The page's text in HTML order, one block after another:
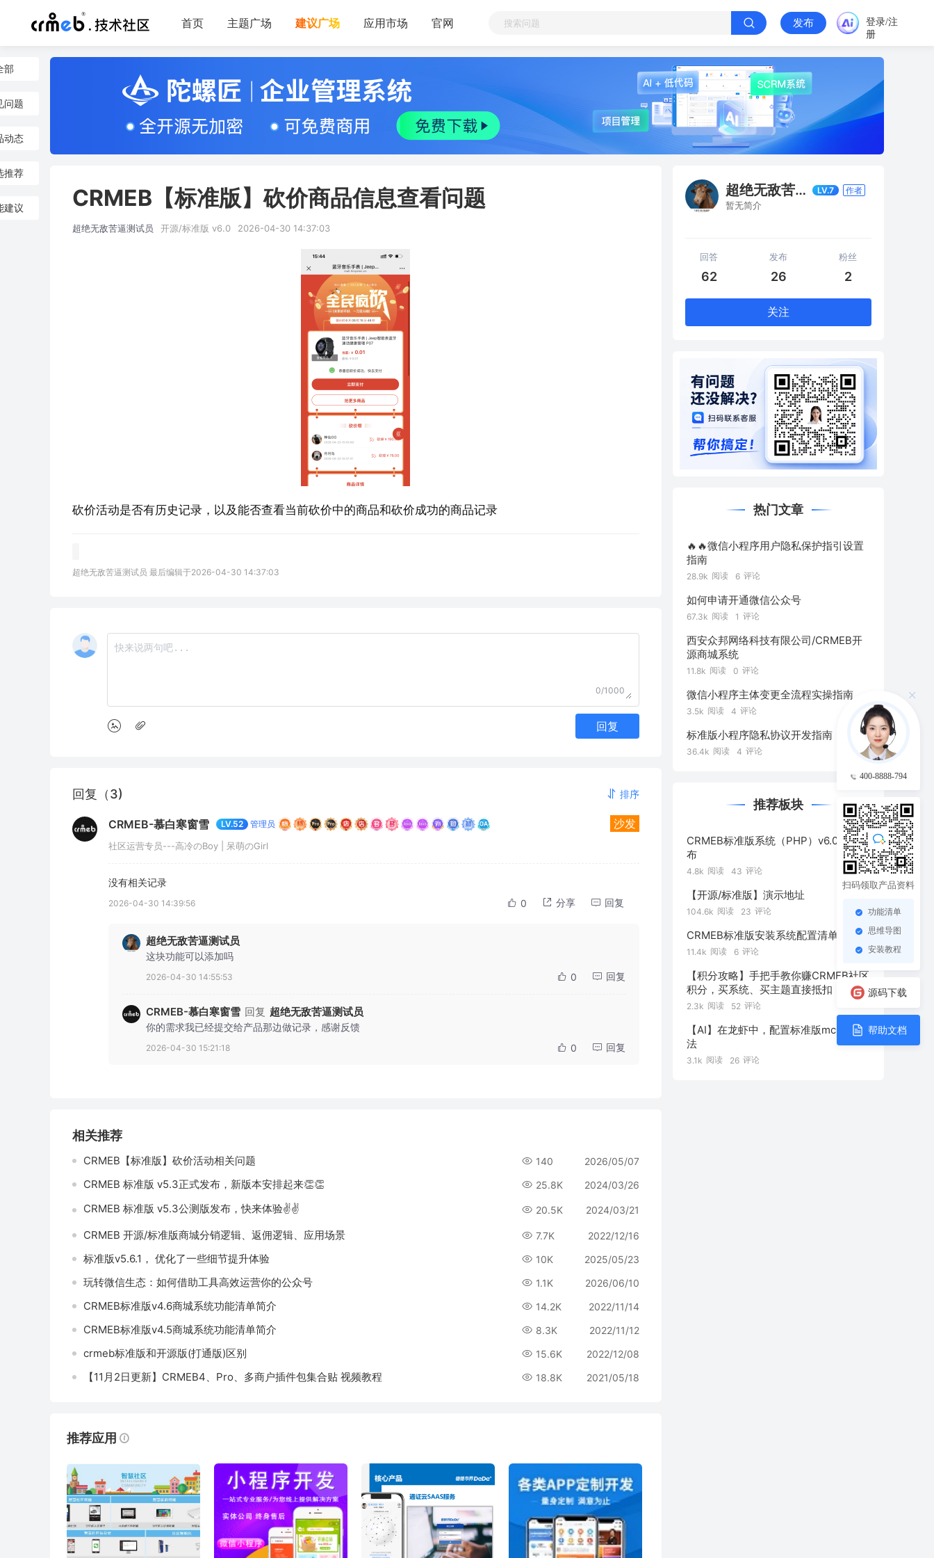
首页 主题广场 建议广场 应用市场 官网 发布
登录/注
册
部
问题
动态
推荐
建议 CRMEB【标准版】砍价商品信息查看问题
超绝无敌苦逼测试员 开源/标准版 v6.0 2026-04-30 14:37:03
砍价活动是否有历史记录，以及能否查看当前砍价中的商品和砍价成功的商品记录
超绝无敌苦逼测试员 最后编辑于2026-04-30 14:37:03
0/1000
回复
回复（3) 排序
CRMEB-慕白寒窗雪 LV.52 管理员 沙发
社区运营专员---高冷のBoy | 呆萌のGirl
没有相关记录
2026-04-30 14:39:56 0 分享 回复
超绝无敌苦逼测试员
这块功能可以添加吗
2026-04-30 14:55:53 0 回复
CRMEB-慕白寒窗雪 回复 超绝无敌苦逼测试员
你的需求我已经提交给产品那边做记录，感谢反馈
2026-04-30 15:21:18 0 回复
相关推荐
CRMEB【标准版】砍价活动相关问题 140 2026/05/07
CRMEB 标准版 v5.3正式发布，新版本安排起来👏👏 25.8K 2024/03/26
CRMEB 标准版 v5.3公测版发布，快来体验✌✌ 20.5K 2024/03/21
CRMEB 开源/标准版商城分销逻辑、返佣逻辑、应用场景 7.7K 2022/12/16
标准版v5.6.1， 优化了一些细节提升体验 10K 2025/05/23
玩转微信生态：如何借助工具高效运营你的公众号 1.1K 2026/06/10
CRMEB标准版v4.6商城系统功能清单简介 14.2K 2022/11/14
CRMEB标准版v4.5商城系统功能清单简介 8.3K 2022/11/12
crmeb标准版和开源版(打通版)区别 15.6K 2022/12/08
【11月2日更新】CRMEB4、Pro、多商户插件包集合贴 视频教程 18.8K 2021/05/18
推荐应用
超绝无敌苦逼测试员 LV.7 作者
暂无简介
回答
62
发布
26
粉丝
2
关注
热门文章
🔥🔥微信小程序用户隐私保护指引设置
指南
28.9k 阅读 6 评论
如何申请开通微信公众号
67.3k 阅读 1 评论
西安众邦网络科技有限公司/CRMEB开
源商城系统
11.8k 阅读 0 评论
微信小程序主体变更全流程实操指南
3.5k 阅读 4 评论
标准版小程序隐私协议开发指南
36.4k 阅读 4 评论
推荐板块
CRMEB标准版系统（PHP）v6.0正式发
布
4.8k 阅读 43 评论
【开源/标准版】演示地址
104.6k 阅读 23 评论
CRMEB标准版安装系统配置清单
11.4k 阅读 6 评论
【积分攻略】手把手教你赚CRMEB社区
积分，买系统、买主题直接抵扣！
2.3k 阅读 52 评论
【AI】在龙虾中，配置标准版mcp的方
法
3.1k 阅读 26 评论
400-8888-794
扫码领取产品资料
功能清单
思维导图
安装教程
源码下载
帮助文档